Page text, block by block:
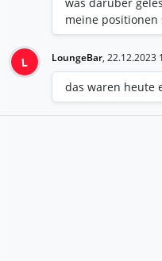
meine
L LoungeBar, 22.12.2023
das waren heute